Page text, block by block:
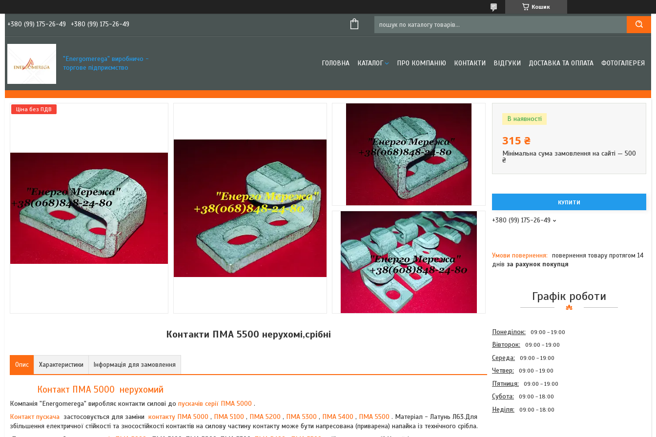
Кошик
+380 (99) 175-26-49 +380 (99) 175-26-49
"Еnergomerega" виробничо -
торгове підприємство
ГОЛОВНА КАТАЛОГ ПРО КОМПАНІЮ КОНТАКТИ ВІДГУКИ ДОСТАВКА ТА ОПЛАТА ФОТОГАЛЕРЕЯ
Ціна без ПДВ
Контакти ПМА 5500 нерухомі,срібні
Опис Характеристики Інформація для замовлення
Контакт ПМА 5000 нерухомий
Компанія "Energomerega" виробляє контакти силові до пускачів серії ПМА 5000 .
Контакт пускача застосовується для заміни контакту ПМА 5000 , ПМА 5100 , ПМА 5200 , ПМА 5300 , ПМА 5400 , ПМА 5500 . Матеріал - Латунь Л63.Для
збільшення електричної стійкості та зносостійкості контактів на силову частину контакту може бути напресована (приварена) напайка із технічного срібла.
В наявності
315 ₴
Мінімальна сума замовлення на сайті — 500
₴
КУПИТИ
+380 (99) 175-26-49
повернення товару протягом 14
днів за рахунок покупця
Графік роботи
Понеділок 09:00 19:00
Вівторок 09:00 19:00
Середа 09:00 19:00
Четвер 09:00 19:00
Пʼятниця 09:00 19:00
Субота 09:00 18:00
Неділя 09:00 18:00